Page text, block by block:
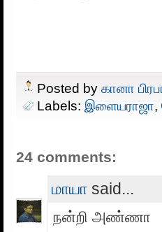
Posted by கானா
Labels: இளையராஜா,
24 comments:
மாயா said...
நன்றி அண்ணா